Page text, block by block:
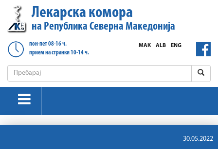
Лекарска комора
на Република Северна Македонија
пон-пет 08-16 ч.
прием на странки 10-14 ч.
ENG
ALB
МАК
30.05.2022